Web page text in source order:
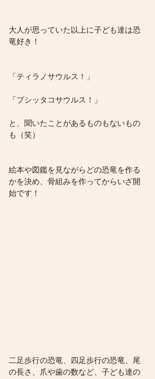
大人が思っていた以上に子ども達は恐
竜好き！
「ティラノサウルス！」
「プシッタコサウルス！」
と、聞いたことがあるものもないもの
も（笑）
絵本や図鑑を見ながらどの恐竜を作る
かを決め、骨組みを作ってからいざ開
始です！
二足歩行の恐竜、四足歩行の恐竜、尾
の長さ、爪や歯の数など、子ども達の